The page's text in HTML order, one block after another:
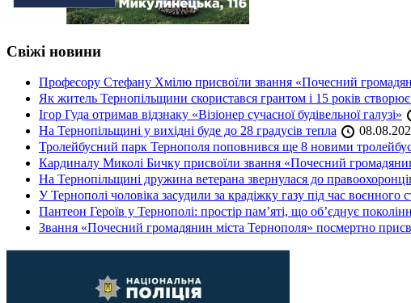
Свіжі новини
Професору Стефану Хмілю присвоїли звання «Почесний
Як житель Тернопільщини скористався грантом і 15 років
Ігор Гуда отримав відзнаку «Візіонер сучасної будівельної галузі»
На Тернопільщині у вихідні буде до 28 градусів тепла
Тролейбусний парк Тернополя поповнився ще 8 новими
Кардиналу Миколі Бичку присвоїли звання «Почесний
На Тернопільщині дружина ветерана звернулася до правоохоронців
У Тернополі чоловіка засудили за крадіжку газу під час воєнного
Пантеон Героїв у Тернополі: простір пам’яті, що об’єднує
Звання «Почесний громадянин міста Тернополя» посмертно